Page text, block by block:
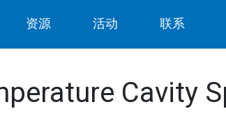
资源 活动 联系
Cavity